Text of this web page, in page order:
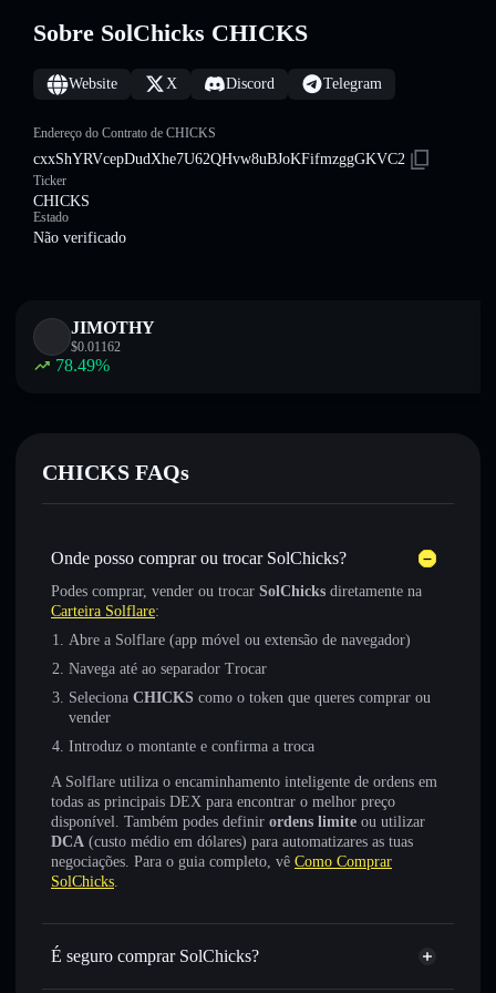
Sobre SolChicks CHICKS
Website X Discord Telegram
Endereço do Contrato de CHICKS
cxxShYRVcepDudXhe7U62QHvw8uBJoKFifmzggGKVC2
Ticker
CHICKS
Estado
Não verificado
JIMOTHY
$0.01162
78.49%
CHICKS FAQs
Onde posso comprar ou trocar SolChicks?
Podes comprar, vender ou trocar SolChicks diretamente na
Carteira Solflare:
Abre a Solflare (app móvel ou extensão de navegador)
Navega até ao separador Trocar
Seleciona CHICKS como o token que queres comprar ou
vender
Introduz o montante e confirma a troca
A Solflare utiliza o encaminhamento inteligente de ordens em
todas as principais DEX para encontrar o melhor preço
disponível. Também podes definir ordens limite ou utilizar
DCA (custo médio em dólares) para automatizares as tuas
negociações. Para o guia completo, vê Como Comprar
SolChicks.
É seguro comprar SolChicks?
SolChicks não está verificado